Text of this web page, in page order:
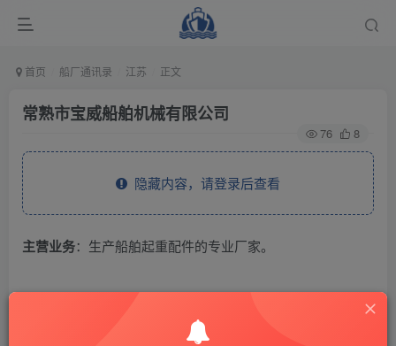
首页 船厂通讯录 江苏 正文
常熟市宝威船舶机械有限公司
76 8
隐藏内容，请登录后查看
主营业务：生产船舶起重配件的专业厂家。
THE END